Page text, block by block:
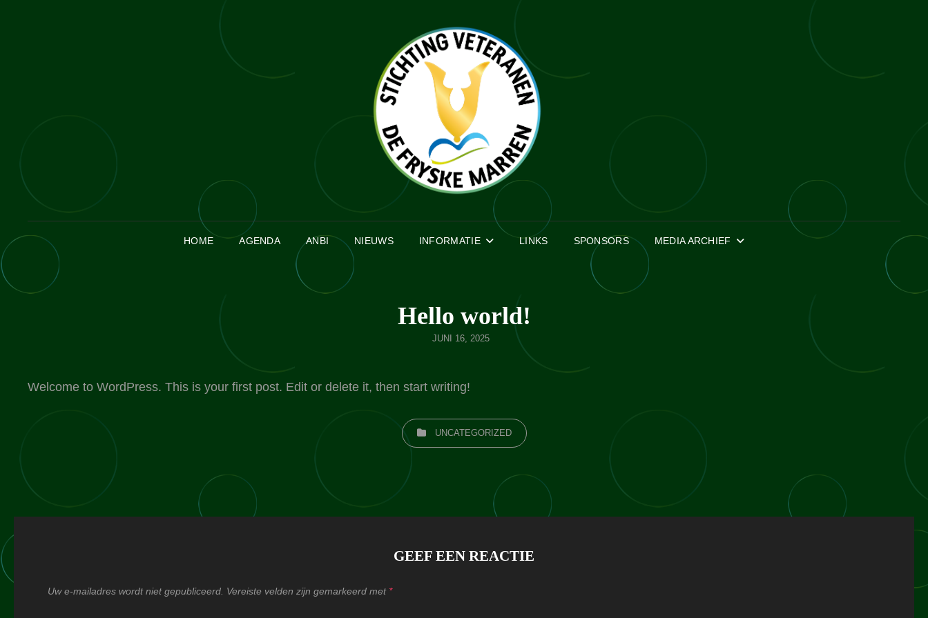
HOME AGENDA ANBI NIEUWS INFORMATIE LINKS SPONSORS MEDIA ARCHIEF
Hello world!
GEPLAATST
JUNI 16, 2025
Welcome to WordPress. This is your first post. Edit or delete it, then start writing!
CATEGORIEËN
UNCATEGORIZED
GEEF EEN REACTIE
Uw e-mailadres wordt niet gepubliceerd. Vereiste velden zijn gemarkeerd met *